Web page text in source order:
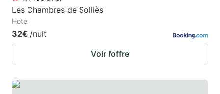
Les Chambres de Solliès
Hotel
32€ /nuit
Voir l’offre